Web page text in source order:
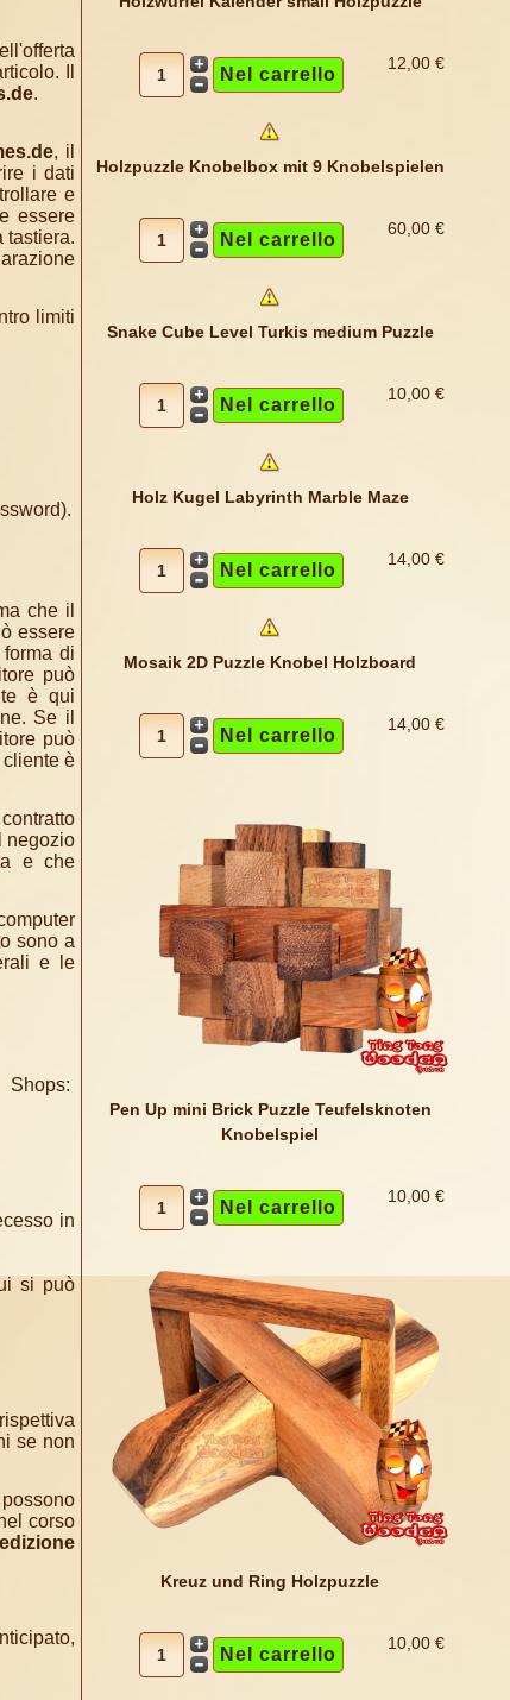
Il
.
, il
i dati
e
essere
tastiera.
limiti
che il
essere
di
può
è qui
Se il
può
è
negozio
e che
sono a
e le
in
si può
se non
corso
12,00 €
Holzpuzzle Knobelbox mit 9 Knobelspielen
60,00 €
Snake Cube Level Turkis medium Puzzle
10,00 €
Holz Kugel Labyrinth Marble Maze
14,00 €
Mosaik 2D Puzzle Knobel Holzboard
14,00 €
Pen Up mini Brick Puzzle Teufelsknoten
Knobelspiel
10,00 €
Kreuz und Ring Holzpuzzle
10,00 €